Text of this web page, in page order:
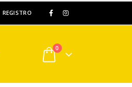
REGISTRO
0